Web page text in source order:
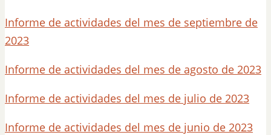
Informe de actividades del mes de septiembre de
2023
Informe de actividades del mes de agosto de 2023
Informe de actividades del mes de julio de 2023
Informe de actividades del mes de junio de 2023